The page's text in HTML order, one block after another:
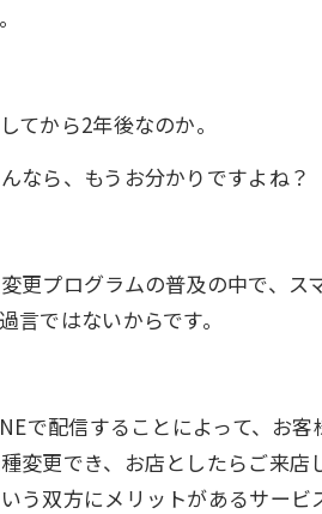
てから2年後なのか。
なら、もうお分かりですよね？
更プログラムの普及の中で、
言ではないからです。
で配信することによって、お
変更でき、お店としたらご来
う双方にメリットがあるサービ